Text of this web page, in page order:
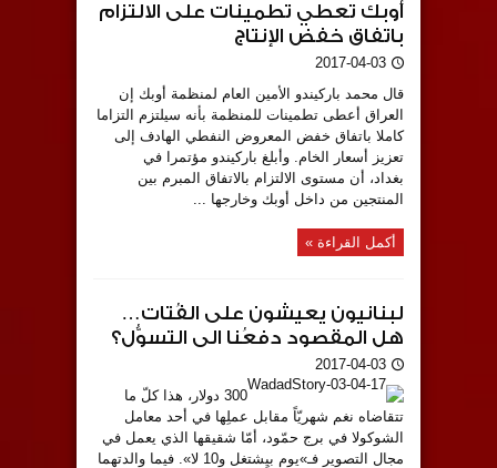
أوبك تعطي تطمينات على الالتزام
باتفاق خفض الإنتاج
2017-04-03
قال محمد باركيندو الأمين العام لمنظمة أوبك إن
العراق أعطى تطمينات للمنظمة بأنه سيلتزم التزاما
كاملا باتفاق خفض المعروض النفطي الهادف إلى
تعزيز أسعار الخام. وأبلغ باركيندو مؤتمرا في
بغداد، أن مستوى الالتزام بالاتفاق المبرم بين
المنتجين من داخل أوبك وخارجها ...
أكمل القراءة »
لبنانيون يعيشون على الفُتات…
هل المقصود دفعُنا الى التسوُّل؟
2017-04-03
300 دولار، هذا كلّ ما
تتقاضاه نغم شهريّاً مقابل عملِها في أحد معامل
الشوكولا في برج حمّود، أمّا شقيقها الذي يعمل في
مجال التصوير فـ»يوم بيِشتغل و10 لا». فيما والدتهما